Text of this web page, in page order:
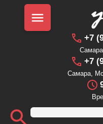
+7
+7
Самара,